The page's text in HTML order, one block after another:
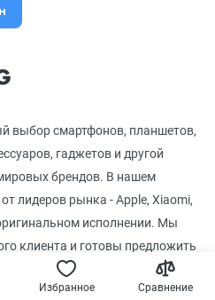
Избранное Сравнение
выбор смартфонов, планшетов,
гаджетов и другой
брендов. В нашем
лидеров рынка - Apple, Xiaomi,
исполнении. Мы
клиента и готовы предложить
регулярные акции и
на сайте, носят справочный